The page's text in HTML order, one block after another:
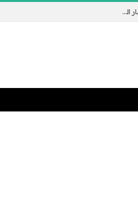
جيب سبتة الإسباني يثير القلق مع عبور الآلاف الحدود من المغرب | أخبار الهجرة